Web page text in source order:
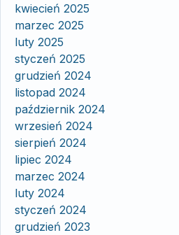
kwiecień 2025
marzec 2025
luty 2025
styczeń 2025
grudzień 2024
listopad 2024
październik 2024
wrzesień 2024
sierpień 2024
lipiec 2024
marzec 2024
luty 2024
styczeń 2024
grudzień 2023